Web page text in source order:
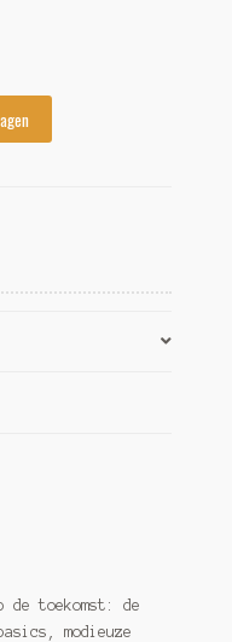
de toekomst: de
modieuze